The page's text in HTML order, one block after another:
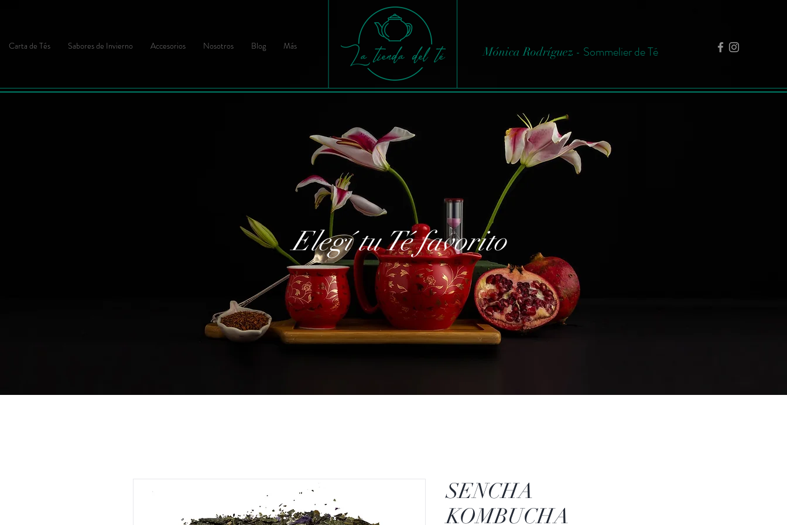
Carta de Tés Sabores de Invierno Accesorios Nosotros Blog Más Mónica Rodríguez - Sommelier de Té
Elegí tu Té favorito
SENCHA
KOMBUCHA